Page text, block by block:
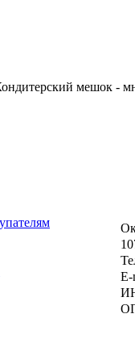
мешок -
Е-